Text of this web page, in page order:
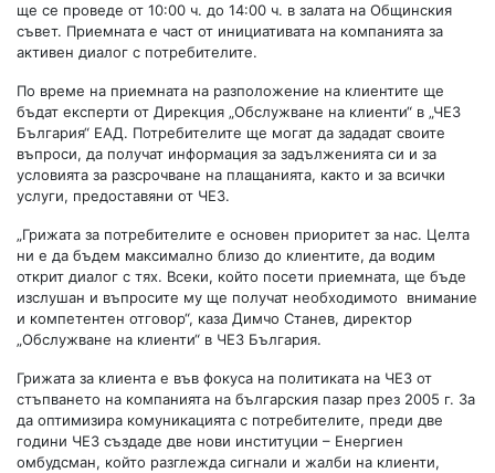
ще се проведе от 10:00 ч. до 14:00 ч. в залата на Общинския
съвет. Приемната е част от инициативата на компанията за
активен диалог с потребителите.
По време на приемната на разположение на клиентите ще
бъдат експерти от Дирекция „Обслужване на клиенти“ в „ЧЕЗ
България“ ЕАД. Потребителите ще могат да зададат своите
въпроси, да получат информация за задълженията си и за
условията за разсрочване на плащанията, както и за всички
услуги, предоставяни от ЧЕЗ.
„Грижата за потребителите е основен приоритет за нас. Целта
ни е да бъдем максимално близо до клиентите, да водим
открит диалог с тях. Всеки, който посети приемната, ще бъде
изслушан и въпросите му ще получат необходимото внимание
и компетентен отговор“, каза Димчо Станев, директор
„Обслужване на клиенти“ в ЧЕЗ България.
Грижата за клиента е във фокуса на политиката на ЧЕЗ от
стъпването на компанията на българския пазар през 2005 г. За
да оптимизира комуникацията с потребителите, преди две
години ЧЕЗ създаде две нови институции – Енергиен
омбудсман, който разглежда сигнали и жалби на клиенти,